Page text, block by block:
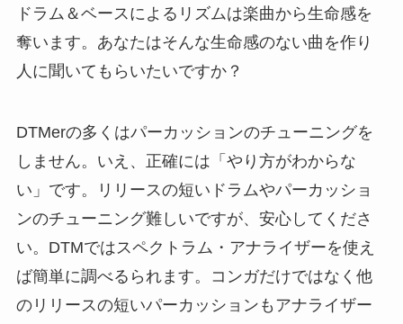
ドラム＆ベースによるリズムは楽曲から生命感を
奪います。あなたはそんな生命感のない曲を作り
人に聞いてもらいたいですか？
DTMerの多くはパーカッションのチューニングを
しません。いえ、正確には「やり方がわからな
い」です。リリースの短いドラムやパーカッショ
ンのチューニング難しいですが、安心してくださ
い。DTMではスペクトラム・アナライザーを使え
ば簡単に調べるられます。コンガだけではなく他
のリリースの短いパーカッションもアナライザー